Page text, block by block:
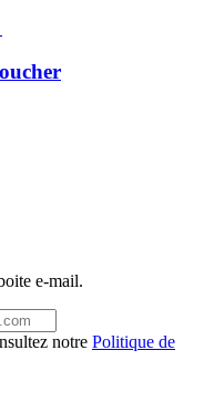
e-mail.
notre Politique de